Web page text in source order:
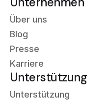
Über uns
Blog
Presse
Karriere
Unterstützung
Unterstützung